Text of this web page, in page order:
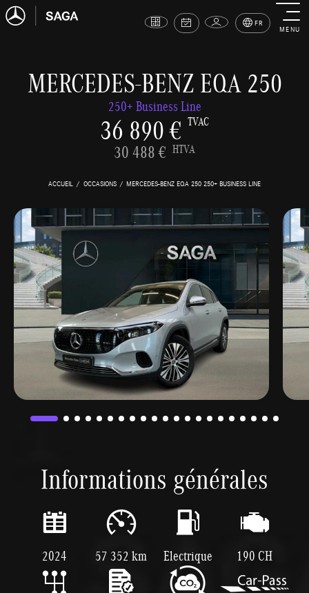
FR
MENU
MERCEDES-BENZ EQA 250
250+ Business Line
36 890 € TVAC
30 488 € HTVA
ACCUEIL OCCASIONS MERCEDES-BENZ EQA 250 250+ BUSINESS LINE
Informations générales
2024 57 352 km Electrique 190 CH